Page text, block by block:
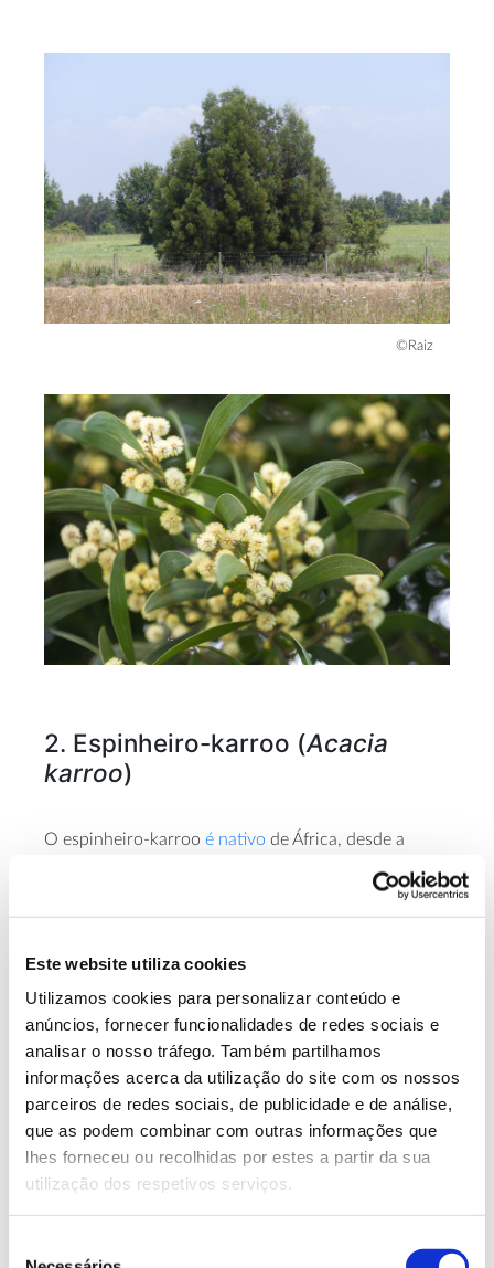
Este website utiliza cookies
Utilizamos cookies para personalizar conteúdo e
anúncios, fornecer funcionalidades de redes sociais e
analisar o nosso tráfego. Também partilhamos
informações acerca da utilização do site com os nossos
parceiros de redes sociais, de publicidade e de análise,
que as podem combinar com outras informações que
lhes forneceu ou recolhidas por estes a partir da sua
utilização dos respetivos serviços.
©Raiz
2. Espinheiro-karroo (Acacia
karroo)
O espinheiro-karroo é nativo de África, desde a
África do Sul até à Zâmbia e Angola. No nosso país
encontra-se principalmente no litoral centro e no
sul. É um arbusto ou pequena árvore que pode